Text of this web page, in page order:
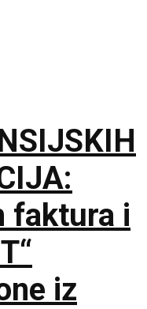
faktura i
iz